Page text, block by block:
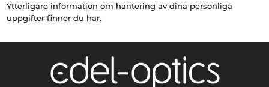
Ytterligare information om hantering av dina personliga
uppgifter finner du här.